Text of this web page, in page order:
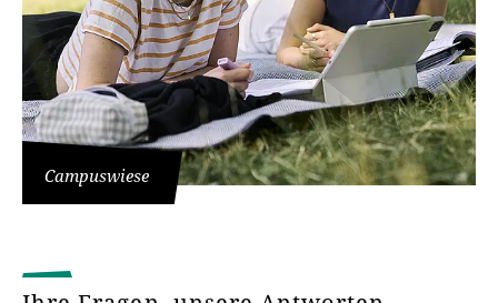
Campuswiese